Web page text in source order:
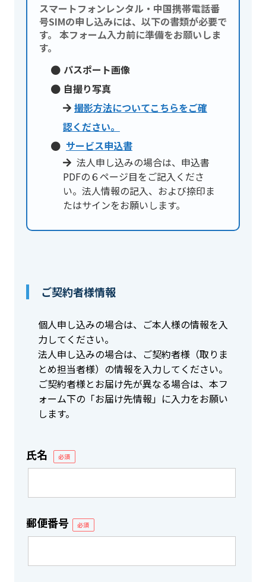
スマートフォンレンタル・中国携帯電話番
号SIMの申し込みには、以下の書類が必要で
す。 本フォーム入力前に準備をお願いしま
す。
パスポート画像
自撮り写真
撮影方法についてこちらをご確
認ください。
サービス申込書
法人申し込みの場合は、申込書
PDFの６ページ目をご記入くださ
い。法人情報の記入、および捺印ま
たはサインをお願いします。
ご契約者様情報
個人申し込みの場合は、ご本人様の情報を入
力してください。
法人申し込みの場合は、ご契約者様（取りま
とめ担当者様）の情報を入力してください。
ご契約者様とお届け先が異なる場合は、本フ
ォーム下の「お届け先情報」に入力をお願い
します。
氏名 必須
郵便番号 必須